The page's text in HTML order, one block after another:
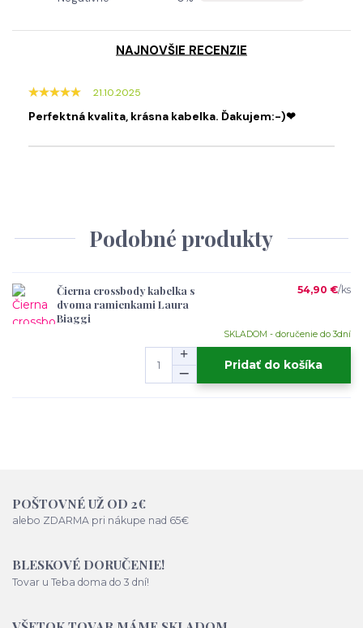
NAJNOVŠIE RECENZIE
21.10.2025
Perfektná kvalita, krásna kabelka. Ďakujem:-)❤
Podobné produkty
Čierna crossbody kabelka s
dvoma ramienkami Laura
Biaggi
54,90 €/ks
SKLADOM - doručenie do 3dní
Pridať do košíka
POŠTOVNÉ UŽ OD 2€
alebo ZDARMA pri nákupe nad 65€
BLESKOVÉ DORUČENIE!
Tovar u Teba doma do 3 dní!